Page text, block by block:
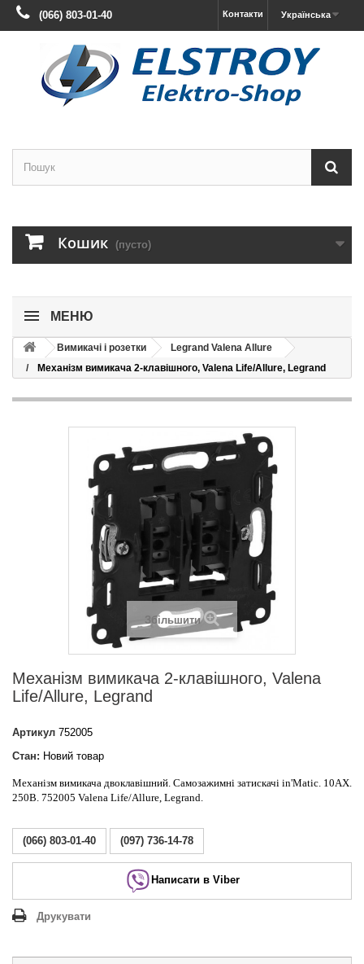
Українська
Контакти
(066) 803-01-40
Кошик (пусто)
МЕНЮ
Вимикачі і розетки
Legrand Valena Allure
Механізм вимикача 2-клавішного, Valena Life/Allure, Legrand
Збільшити
Механізм вимикача 2-клавішного, Valena
Life/Allure, Legrand
Артикул 752005
Стан: Новий товар
Механізм вимикача двоклавішний. Самозажимні затискачі in'Matic. 10АХ.
250В. 752005 Valena Life/Allure, Legrand.
(066) 803-01-40 (097) 736-14-78
Написати в Viber
Друкувати